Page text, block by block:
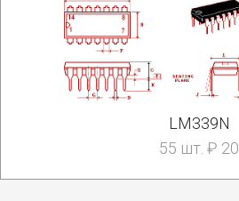
LM339N
55 шт. ₽ 20